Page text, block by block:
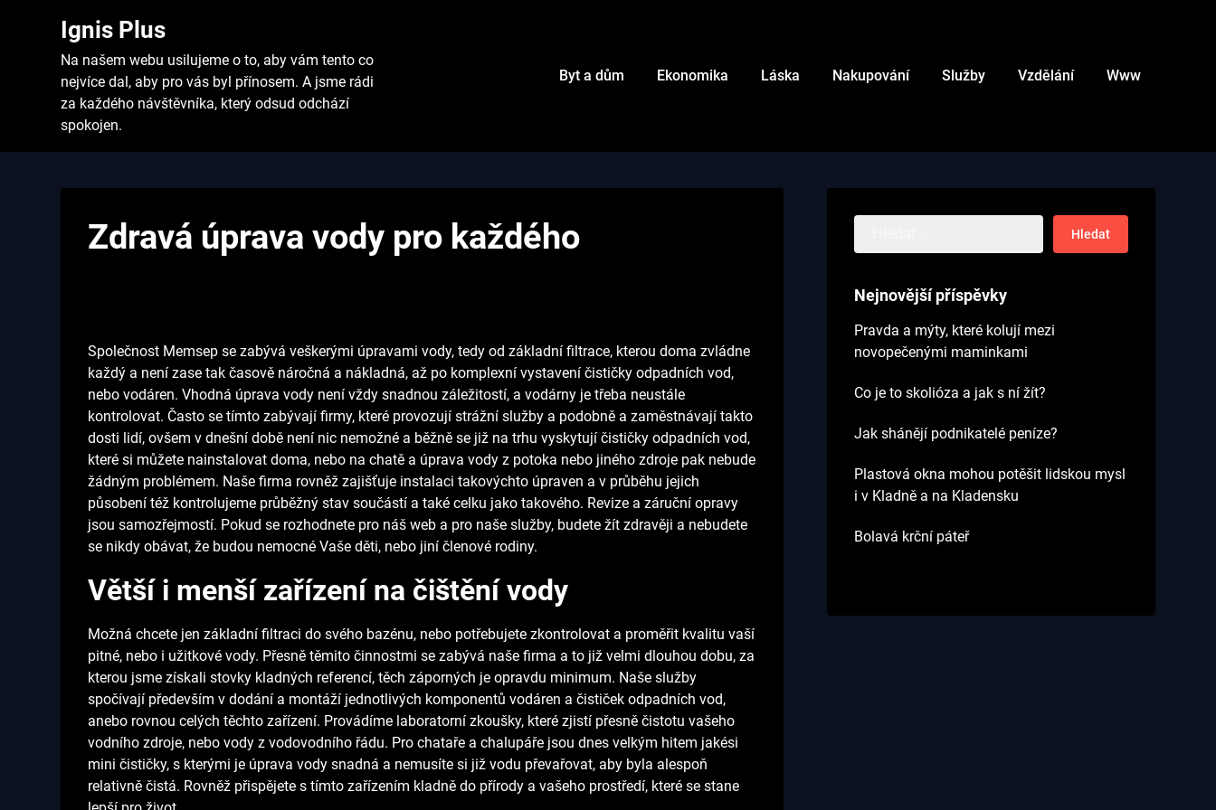
Ignis Plus
Na našem webu usilujeme o to, aby vám tento co
nejvíce dal, aby pro vás byl přínosem. A jsme rádi
za každého návštěvníka, který odsud odchází
spokojen.
Byt a dům Ekonomika Láska Nakupování Služby Vzdělání Www
Zdravá úprava vody pro každého
Společnost Memsep se zabývá veškerými úpravami vody, tedy od základní filtrace, kterou doma zvládne
každý a není zase tak časově náročná a nákladná, až po komplexní vystavení čističky odpadních vod,
nebo vodáren. Vhodná úprava vody není vždy snadnou záležitostí, a vodárny je třeba neustále
kontrolovat. Často se tímto zabývají firmy, které provozují strážní služby a podobně a zaměstnávají takto
dosti lidí, ovšem v dnešní době není nic nemožné a běžně se již na trhu vyskytují čističky odpadních vod,
které si můžete nainstalovat doma, nebo na chatě a úprava vody z potoka nebo jiného zdroje pak nebude
žádným problémem. Naše firma rovněž zajišťuje instalaci takovýchto úpraven a v průběhu jejich
působení též kontrolujeme průběžný stav součástí a také celku jako takového. Revize a záruční opravy
jsou samozřejmostí. Pokud se rozhodnete pro náš web a pro naše služby, budete žít zdravěji a nebudete
se nikdy obávat, že budou nemocné Vaše děti, nebo jiní členové rodiny.
Větší i menší zařízení na čištění vody
Možná chcete jen základní filtraci do svého bazénu, nebo potřebujete zkontrolovat a proměřit kvalitu vaší
pitné, nebo i užitkové vody. Přesně těmito činnostmi se zabývá naše firma a to již velmi dlouhou dobu, za
kterou jsme získali stovky kladných referencí, těch záporných je opravdu minimum. Naše služby
spočívají především v dodání a montáží jednotlivých komponentů vodáren a čističek odpadních vod,
anebo rovnou celých těchto zařízení. Provádíme laboratorní zkoušky, které zjistí přesně čistotu vašeho
vodního zdroje, nebo vody z vodovodního řádu. Pro chataře a chalupáře jsou dnes velkým hitem jakési
mini čističky, s kterými je úprava vody snadná a nemusíte si již vodu převařovat, aby byla alespoň
relativně čistá. Rovněž přispějete s tímto zařízením kladně do přírody a vašeho prostředí, které se stane
Nejnovější příspěvky
Pravda a mýty, které kolují mezi
novopečenými maminkami
Co je to skolióza a jak s ní žít?
Jak shánějí podnikatelé peníze?
Plastová okna mohou potěšit lidskou mysl
i v Kladně a na Kladensku
Bolavá krční páteř